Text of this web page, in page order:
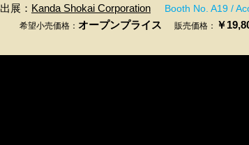
出展： Kanda Shokai Corporation Booth No. A19 /
希望小売価格： オープンプライス 販売価格： ￥